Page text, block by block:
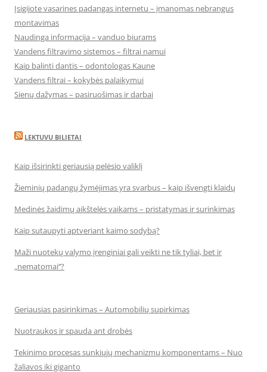
Įsigijote vasarines padangas internetu – įmanomas nebrangus
montavimas
Naudinga informacija – vanduo biurams
Vandens filtravimo sistemos – filtrai namui
Kaip balinti dantis – odontologas Kaune
Vandens filtrai – kokybės palaikymui
Sienų dažymas – pasiruošimas ir darbai
LEKTUVU BILIETAI
Kaip išsirinkti geriausią pelėsio valiklį
Žieminių padangų žymėjimas yra svarbus – kaip išvengti klaidų
Medinės žaidimų aikštelės vaikams – pristatymas ir surinkimas
Kaip sutaupyti aptveriant kaimo sodybą?
Maži nuotekų valymo įrenginiai gali veikti ne tik tyliai, bet ir
„nematomai‘‘?
Geriausias pasirinkimas – Automobilių supirkimas
Nuotraukos ir spauda ant drobės
Tekinimo procesas sunkiųjų mechanizmų komponentams – Nuo
žaliavos iki giganto